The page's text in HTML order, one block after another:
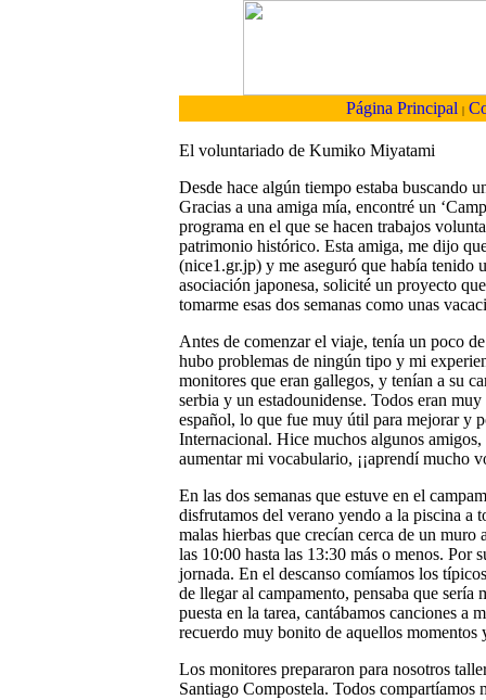
Página Principal |
El voluntariado de Kumiko Miyatami
Desde hace algún tiempo estaba buscando
Gracias a una amiga mía, encontré un
programa en el que se hacen trabajos
patrimonio histórico. Esta amiga, me dijo
(nice1.gr.jp) y me aseguró que había tenido
asociación japonesa, solicité un proyecto
tomarme esas dos semanas como unas
Antes de comenzar el viaje, tenía un poco
hubo problemas de ningún tipo y mi
monitores que eran gallegos, y tenían a su
serbia y un estadounidense. Todos eran
español, lo que fue muy útil para mejorar y
Internacional. Hice muchos algunos amigos,
aumentar mi vocabulario, ¡¡aprendí mucho
En las dos semanas que estuve en el
disfrutamos del verano yendo a la piscina a
malas hierbas que crecían cerca de un
las 10:00 hasta las 13:30 más o menos. Por
jornada. En el descanso comíamos los
de llegar al campamento, pensaba que
puesta en la tarea, cantábamos canciones a
recuerdo muy bonito de aquellos
Los monitores prepararon para nosotros
Santiago Compostela. Todos compartíamos